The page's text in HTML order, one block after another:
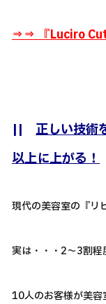
⇒⇒ 『Luciro
|| 正しい技術
以上に上がる！
現代の美容室の『リ
実は・・・2～3割程
10人のお客様が美容